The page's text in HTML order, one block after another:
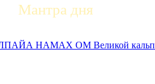
Мантра дня
НАМАХ ОМ Великой кальпе